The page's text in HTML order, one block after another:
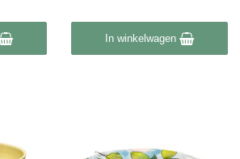
In winkelwagen